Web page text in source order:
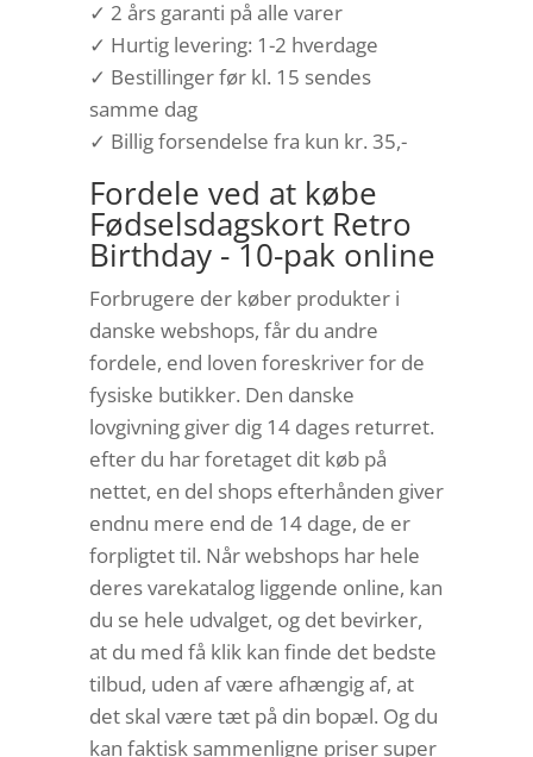
✓ 2 års garanti på alle varer
✓ Hurtig levering: 1-2 hverdage
✓ Bestillinger før kl. 15 sendes
samme dag
✓ Billig forsendelse fra kun kr. 35,-
Fordele ved at købe
Fødselsdagskort Retro
Birthday - 10-pak online
Forbrugere der køber produkter i
danske webshops, får du andre
fordele, end loven foreskriver for de
fysiske butikker. Den danske
lovgivning giver dig 14 dages returret.
efter du har foretaget dit køb på
nettet, en del shops efterhånden giver
endnu mere end de 14 dage, de er
forpligtet til. Når webshops har hele
deres varekatalog liggende online, kan
du se hele udvalget, og det bevirker,
at du med få klik kan finde det bedste
tilbud, uden af være afhængig af, at
det skal være tæt på din bopæl. Og du
kan faktisk sammenligne priser super